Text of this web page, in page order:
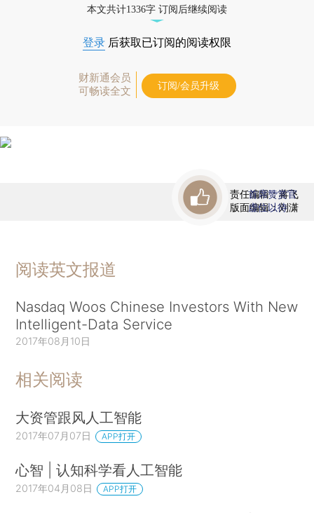
本文共计1336字 订阅后继续阅读
登录 后获取已订阅的阅读权限
财新通会员
可畅读全文
订阅/会员升级
责任编辑：蒋飞
版面编辑：刘潇
首席赞赏官
虚位以待
阅读英文报道
Nasdaq Woos Chinese Investors With New
Intelligent-Data Service
2017年08月10日
相关阅读
大资管跟风人工智能
2017年07月07日 APP打开
心智 | 认知科学看人工智能
2017年04月08日 APP打开